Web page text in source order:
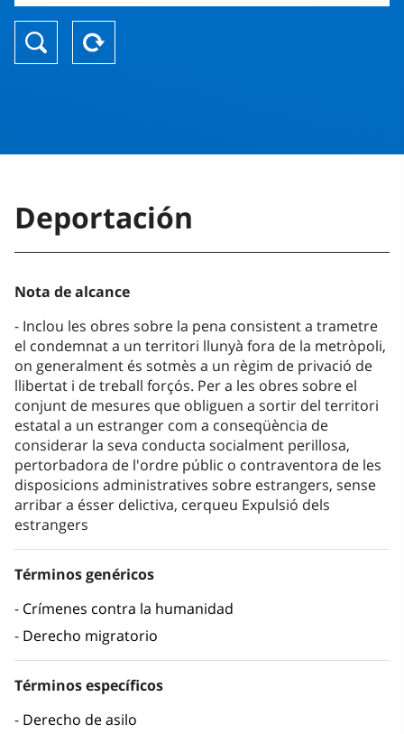
Deportación
Nota de alcance
Inclou les obres sobre la pena consistent a trametre
el condemnat a un territori llunyà fora de la metròpoli,
on generalment és sotmès a un règim de privació de
llibertat i de treball forçós. Per a les obres sobre el
conjunt de mesures que obliguen a sortir del territori
estatal a un estranger com a conseqüència de
considerar la seva conducta socialment perillosa,
pertorbadora de l'ordre públic o contraventora de les
disposicions administratives sobre estrangers, sense
arribar a ésser delictiva, cerqueu Expulsió dels
estrangers
Términos genéricos
Crímenes contra la humanidad
Derecho migratorio
Términos específicos
Derecho de asilo